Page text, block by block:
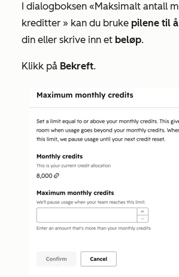
I dialogboksen «Maksimalt antall
kreditter » kan du bruke pilene til å
din eller skrive inn et beløp.
Klikk på Bekreft.